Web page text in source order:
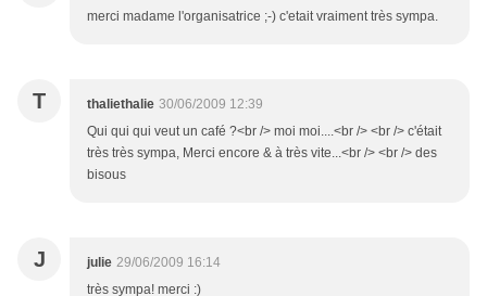
merci madame l'organisatrice ;-) c'etait vraiment très sympa.
T thaliethalie 30/06/2009 12:39
Qui qui qui veut un café ?<br /> moi moi....<br /> <br /> c'était
très très sympa, Merci encore & à très vite...<br /> <br /> des
bisous
J julie 29/06/2009 16:14
très sympa! merci :)